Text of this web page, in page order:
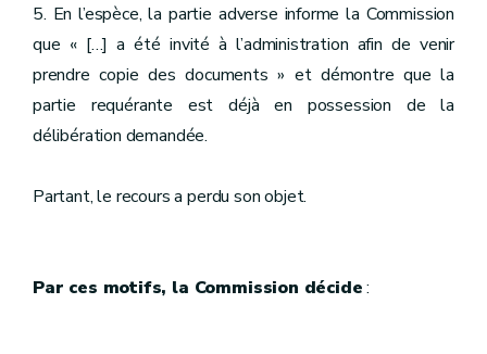
5. En l’espèce, la partie adverse informe la Commission
que « […] a été invité à l’administration afin de venir
prendre copie des documents » et démontre que la
partie requérante est déjà en possession de la
délibération demandée.
Partant, le recours a perdu son objet.
Par ces motifs, la Commission décide: